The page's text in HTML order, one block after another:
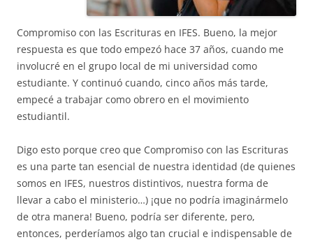
Compromiso con las Escrituras en IFES. Bueno, la mejor
respuesta es que todo empezó hace 37 años, cuando me
involucré en el grupo local de mi universidad como
estudiante. Y continuó cuando, cinco años más tarde,
empecé a trabajar como obrero en el movimiento
estudiantil.
Digo esto porque creo que Compromiso con las Escrituras
es una parte tan esencial de nuestra identidad (de quienes
somos en IFES, nuestros distintivos, nuestra forma de
llevar a cabo el ministerio…) ¡que no podría imaginármelo
de otra manera! Bueno, podría ser diferente, pero,
entonces, perderíamos algo tan crucial e indispensable de